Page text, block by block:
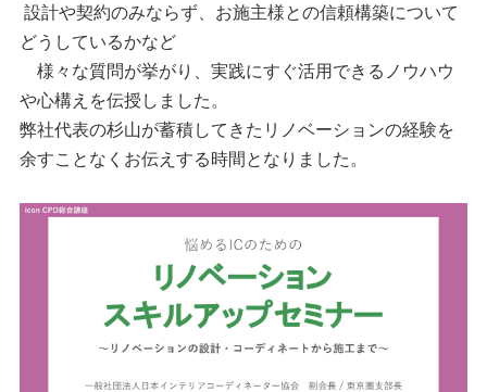
設計や契約のみならず、お施主様との信頼構築について
どうしているかなど
様々な質問が挙がり、実践にすぐ活用できるノウハウ
や心構えを伝授しました。
弊社代表の杉山が蓄積してきたリノベーションの経験を
余すことなくお伝えする時間となりました。